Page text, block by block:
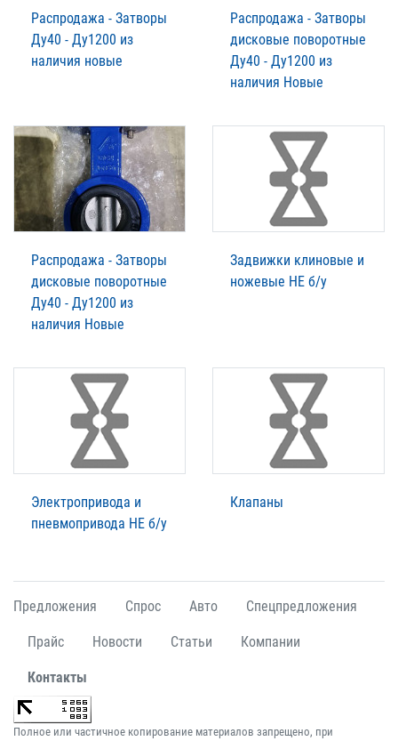
Распродажа - Затворы
Ду40 - Ду1200 из
наличия новые
Распродажа - Затворы
дисковые поворотные
Ду40 - Ду1200 из
наличия Новые
Распродажа - Затворы
дисковые поворотные
Ду40 - Ду1200 из
наличия Новые
Задвижки клиновые и
ножевые НЕ б/у
Электропривода и
пневмопривода НЕ б/у
Клапаны
Предложения Спрос Авто Спецпредложения
Прайс Новости Статьи Компании
Контакты
Полное или частичное копирование материалов запрещено, при